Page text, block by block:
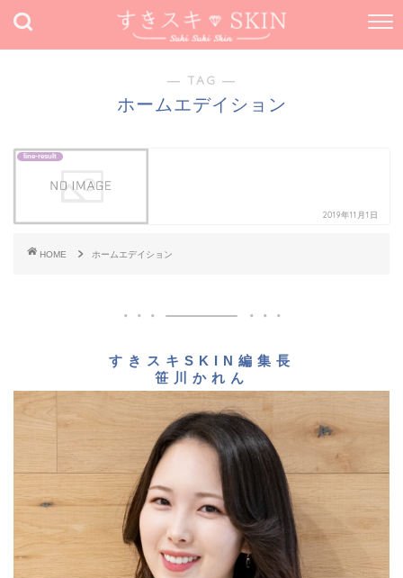
― TAG ―
ホームエデイション
line-result
2019年11月1日
HOME ホームエデイション
すきスキSKIN編集長
笹川かれん